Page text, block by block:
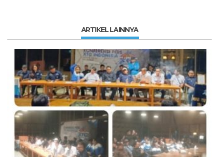
ARTIKEL LAINNYA